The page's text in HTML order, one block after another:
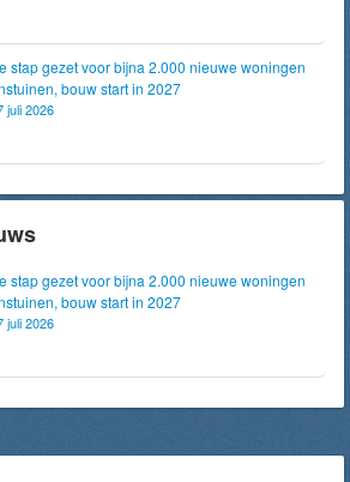
stap gezet voor bijna 2.000 nieuwe woningen
bouw start in 2027
juli 2026
stap gezet voor bijna 2.000 nieuwe woningen
bouw start in 2027
juli 2026